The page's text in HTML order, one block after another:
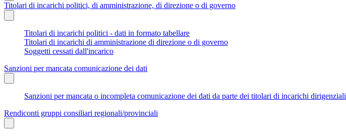
Titolari di incarichi politici, di amministrazione, di direzione o di governo
Titolari di incarichi politici - dati in formato tabellare
Titolari di incarichi di amministrazione di direzione o di governo
Soggetti cessati dall'incarico
Sanzioni per mancata comunicazione dei dati
Sanzioni per mancata o incompleta comunicazione dei dati da parte dei titolari di incarichi dirigenziali
Rendiconti gruppi consiliari regionali/provinciali